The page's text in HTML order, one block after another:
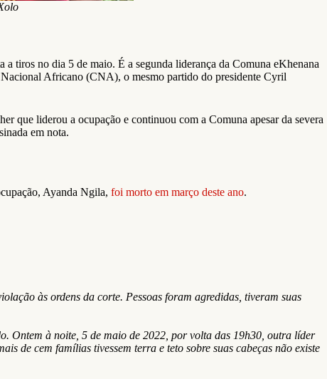
tiros no dia 5 de maio. É a segunda liderança da Comuna eKhenana
Nacional Africano (CNA), o mesmo partido do presidente Cyril
que liderou a ocupação e continuou com a Comuna apesar da severa
em nota.
Ayanda Ngila, foi morto em março deste ano.
às ordens da corte. Pessoas foram agredidas, tiveram suas
Ontem à noite, 5 de maio de 2022, por volta das 19h30, outra líder
de cem famílias tivessem terra e teto sobre suas cabeças não existe